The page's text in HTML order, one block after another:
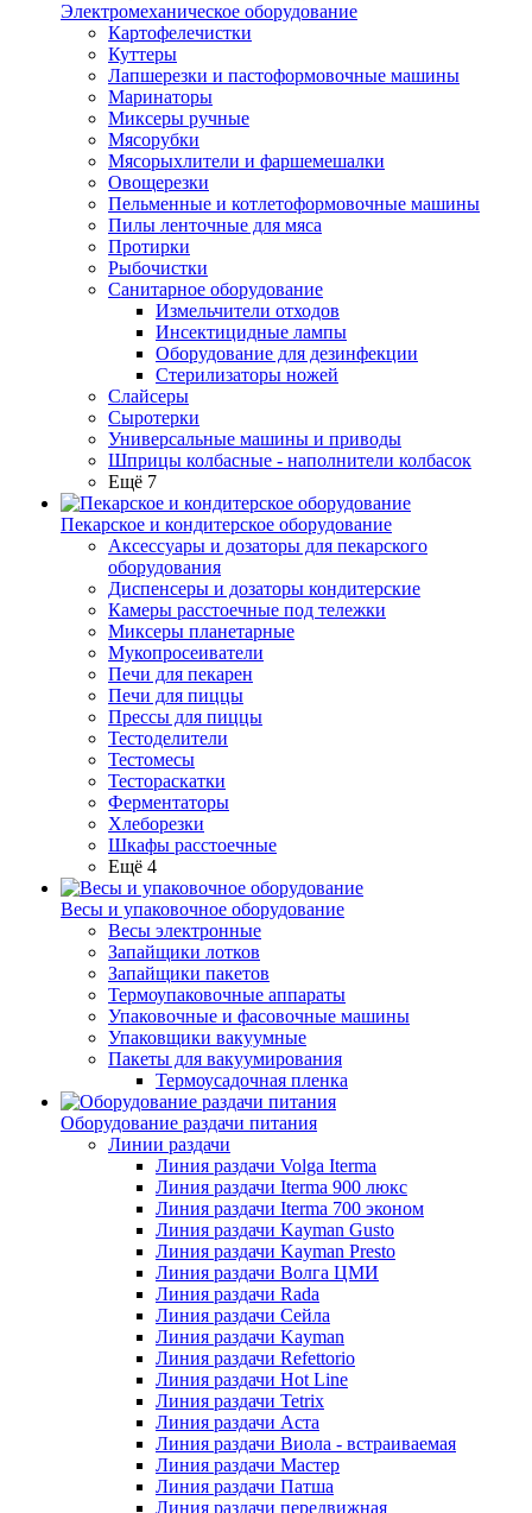
Электромеханическое оборудование
Картофелечистки
Куттеры
Лапшерезки и пастоформовочные машины
Маринаторы
Миксеры ручные
Мясорубки
Мясорыхлители и фаршемешалки
Овощерезки
Пельменные и котлетоформовочные машины
Пилы ленточные для мяса
Протирки
Рыбочистки
Санитарное оборудование
Измельчители отходов
Инсектицидные лампы
Оборудование для дезинфекции
Стерилизаторы ножей
Слайсеры
Сыротерки
Универсальные машины и приводы
Шприцы колбасные - наполнители колбасок
Ещё 7
Пекарское и кондитерское оборудование
Аксессуары и дозаторы для пекарского
оборудования
Диспенсеры и дозаторы кондитерские
Камеры расстоечные под тележки
Миксеры планетарные
Мукопросеиватели
Печи для пекарен
Печи для пиццы
Прессы для пиццы
Тестоделители
Тестомесы
Тестораскатки
Ферментаторы
Хлеборезки
Шкафы расстоечные
Ещё 4
Весы и упаковочное оборудование
Весы электронные
Запайщики лотков
Запайщики пакетов
Термоупаковочные аппараты
Упаковочные и фасовочные машины
Упаковщики вакуумные
Пакеты для вакуумирования
Термоусадочная пленка
Оборудование раздачи питания
Линии раздачи
Линия раздачи Volga Iterma
Линия раздачи Iterma 900 люкс
Линия раздачи Iterma 700 эконом
Линия раздачи Kayman Gusto
Линия раздачи Kayman Presto
Линия раздачи Волга ЦМИ
Линия раздачи Rada
Линия раздачи Сейла
Линия раздачи Kayman
Линия раздачи Refettorio
Линия раздачи Hot Line
Линия раздачи Tetrix
Линия раздачи Аста
Линия раздачи Виола - встраиваемая
Линия раздачи Мастер
Линия раздачи Патша
Линия раздачи передвижная